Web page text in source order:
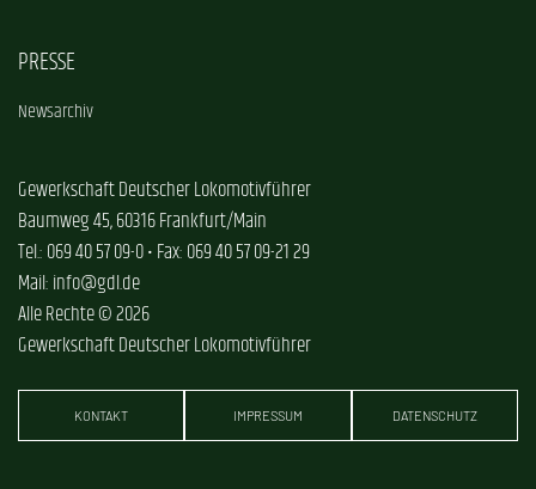
PRESSE
Newsarchiv
Gewerkschaft Deutscher Lokomotivführer
Baumweg 45, 60316 Frankfurt/Main
Tel.: 069 40 57 09-0 • Fax: 069 40 57 09-21 29
Mail: info@gdl.de
Alle Rechte © 2026
Gewerkschaft Deutscher Lokomotivführer
KONTAKT IMPRESSUM DATENSCHUTZ